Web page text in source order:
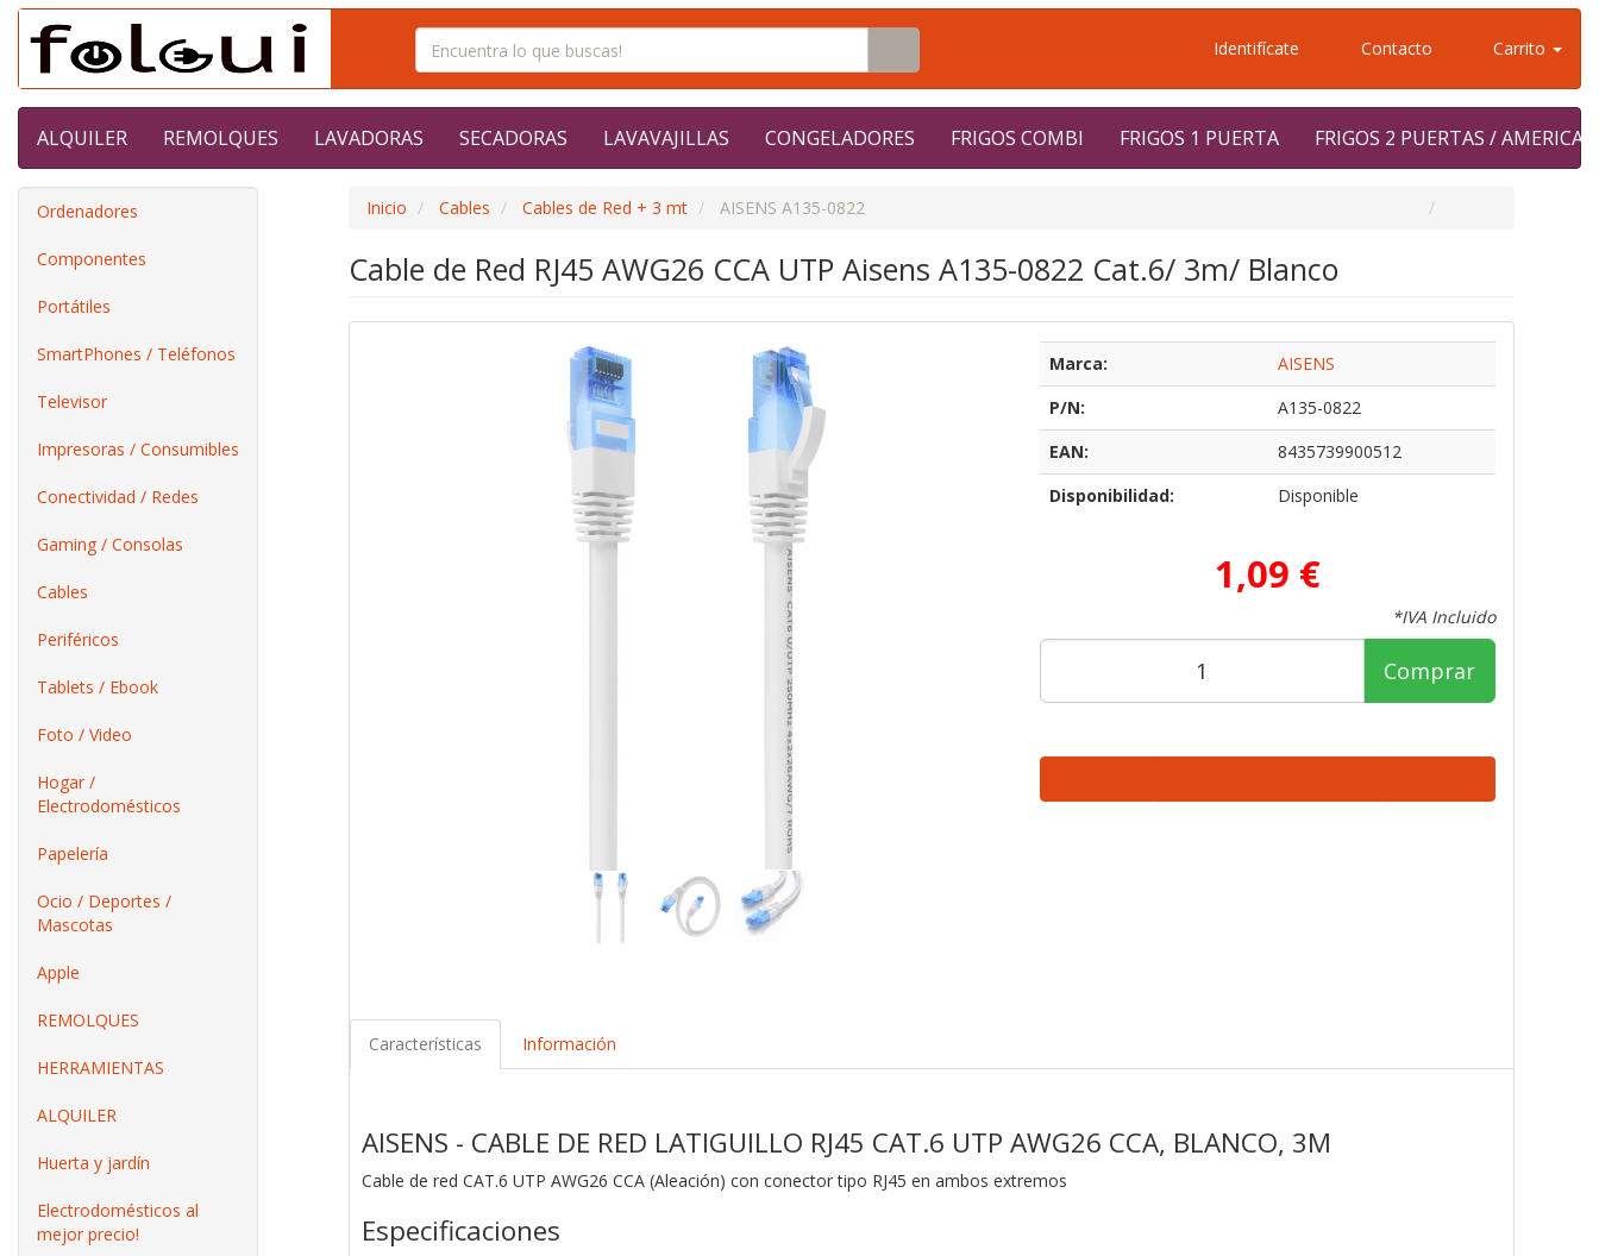
Identifícate Contacto Carrito
ALQUILER REMOLQUES LAVADORAS SECADORAS LAVAVAJILLAS CONGELADORES FRIGOS COMBI FRIGOS 1 PUERTA FRIGOS 2 PUERTAS /
Ordenadores
Componentes
Portátiles
SmartPhones / Teléfonos
Televisor
Impresoras / Consumibles
Conectividad / Redes
Gaming / Consolas
Cables
Periféricos
Tablets / Ebook
Foto / Video
Hogar /
Electrodomésticos
Papelería
Ocio / Deportes /
Mascotas
Apple
REMOLQUES
HERRAMIENTAS
ALQUILER
Huerta y jardín
Electrodomésticos al
mejor precio!
Inicio Cables Cables de Red + 3 mt AISENS A135-0822
Cable de Red RJ45 AWG26 CCA UTP Aisens A135-0822 Cat.6/ 3m/ Blanco
Marca:
AISENS
P/N:
A135-0822
EAN:
8435739900512
Disponibilidad:
Disponible
1,09 €
*IVA Incluido
Comprar
Características Información
AISENS - CABLE DE RED LATIGUILLO RJ45 CAT.6 UTP AWG26 CCA, BLANCO, 3M
Cable de red CAT.6 UTP AWG26 CCA (Aleación) con conector tipo RJ45 en ambos extremos
Especificaciones